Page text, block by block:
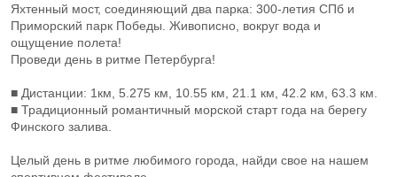
Яхтенный мост, соединяющий два парка: 300-летия СПб и
Приморский парк Победы. Живописно, вокруг вода и
ощущение полета!
Проведи день в ритме Петербурга!
■ Дистанции: 1км, 5.275 км, 10.55 км, 21.1 км, 42.2 км, 63.3 км.
■ Традиционный романтичный морской старт года на берегу
Финского залива.
Целый день в ритме любимого города, найди свое на нашем